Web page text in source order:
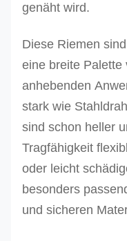
genäht wird.
Diese Riemen
eine breite Palette
anhebenden
stark wie
sind schon heller
Tragfähigkeit
oder leicht
besonders
und sicheren